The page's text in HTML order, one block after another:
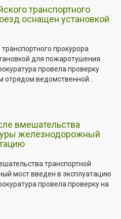
транспортного
оснащен установкой
прокурора
для пожаротушения.
провела проверку
отрядом ведомственной...
вмешательства
железнодорожный
транспортной
мост введен в эксплуатацию
провела проверку на